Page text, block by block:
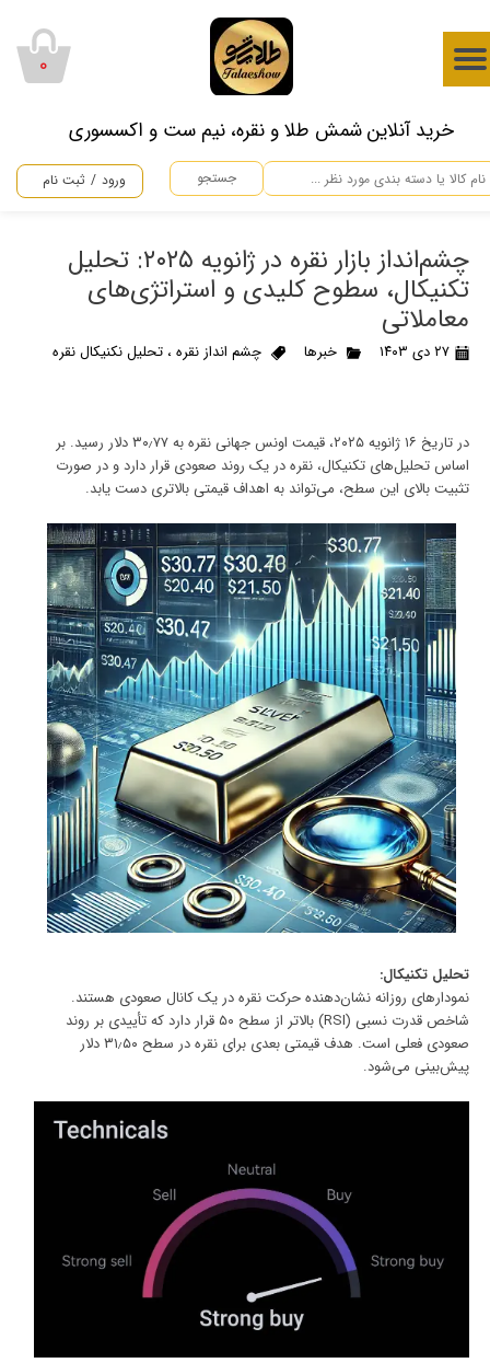
​خرید آنلاین شمش طلا و نقره، نیم ست و اکسسوری
جستجو ورود / ثبت نام
حساب کاربری من
سفارشات
۰
چشم‌انداز بازار نقره در ژانویه ۲۰۲۵: تحلیل
تکنیکال، سطوح کلیدی و استراتژی‌های
معاملاتی
۲۷ دی ۱۴۰۳ خبرها چشم انداز نقره، تحلیل نکنیکال نقره
در تاریخ ۱۶ ژانویه ۲۰۲۵، قیمت اونس جهانی نقره به ۳۰٫۷۷ دلار رسید. بر
اساس تحلیل‌های تکنیکال، نقره در یک روند صعودی قرار دارد و در صورت
تثبیت بالای این سطح، می‌تواند به اهداف قیمتی بالاتری دست یابد.
تحلیل تکنیکال:
نمودارهای روزانه نشان‌دهنده حرکت نقره در یک کانال صعودی هستند.
شاخص قدرت نسبی (RSI) بالاتر از سطح ۵۰ قرار دارد که تأییدی بر روند
صعودی فعلی است. هدف قیمتی بعدی برای نقره در سطح ۳۱٫۵۰ دلار
پیش‌بینی می‌شود.